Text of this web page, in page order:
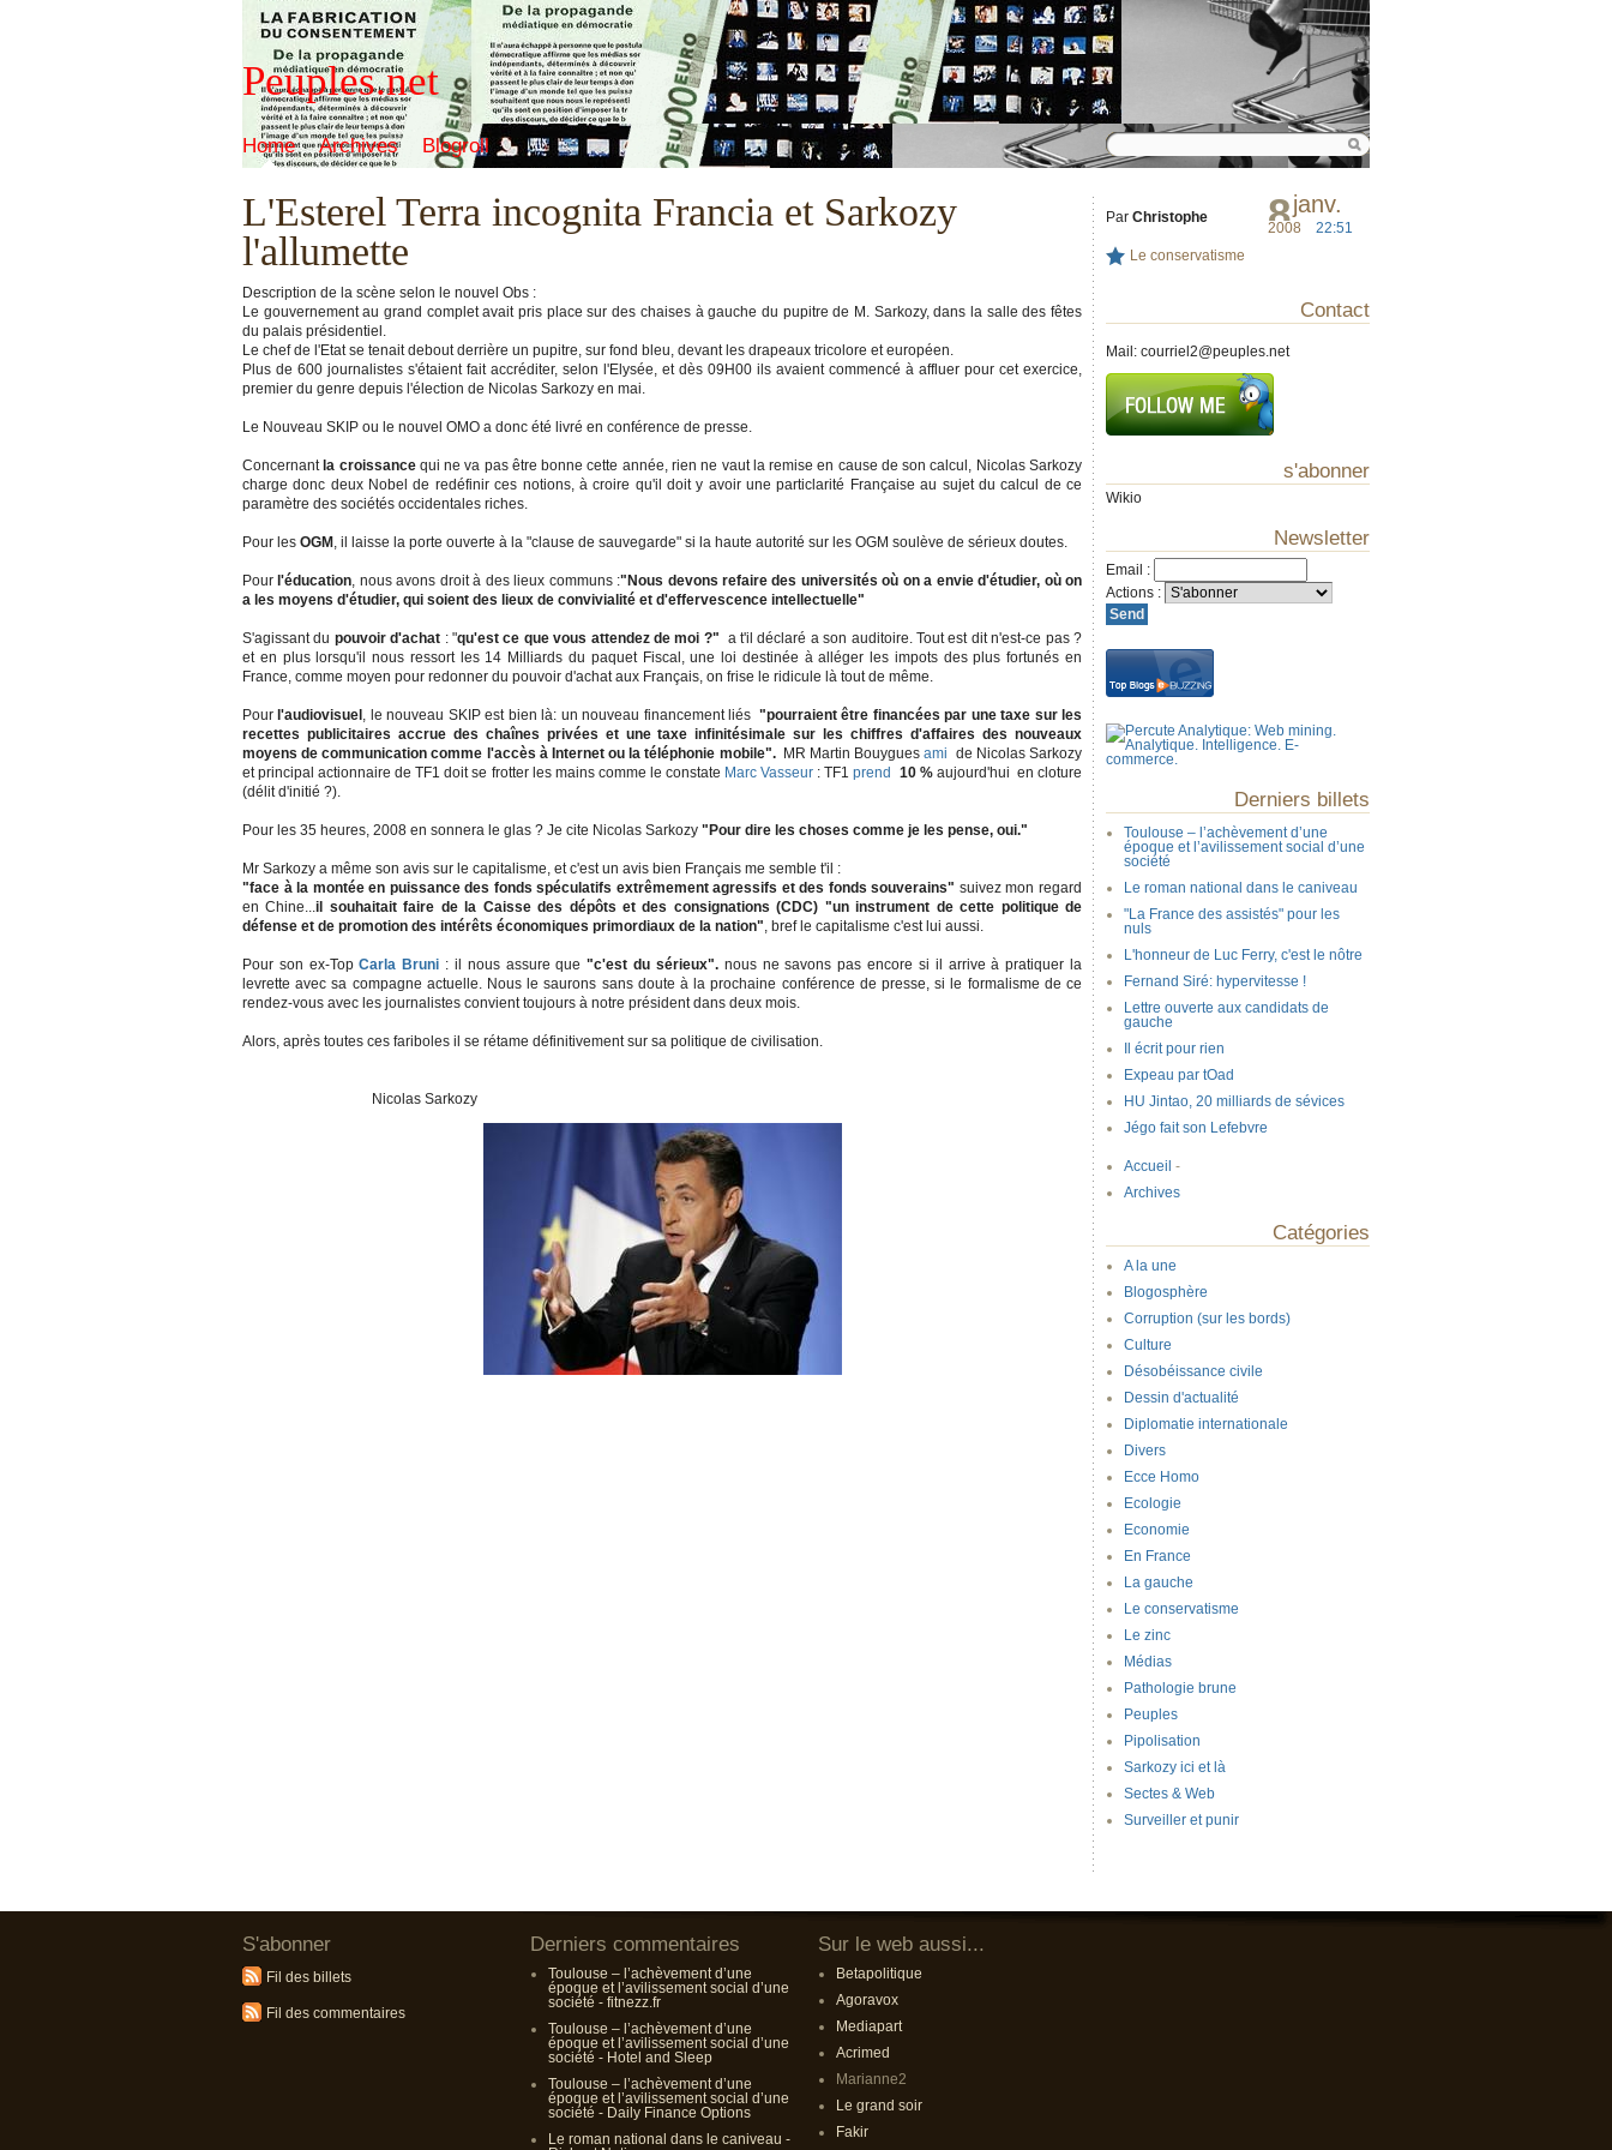
Peuples.net
Home Archives Blogroll
L'Esterel Terra incognita Francia et Sarkozy
l'allumette
8janv.
2008 22:51
Par Christophe
Le conservatisme
Description de la scène selon le nouvel Obs :
Le gouvernement au grand complet avait pris place sur des chaises à gauche du pupitre de M. Sarkozy, dans la salle des fêtes
du palais présidentiel.
Le chef de l'Etat se tenait debout derrière un pupitre, sur fond bleu, devant les drapeaux tricolore et européen.
Plus de 600 journalistes s'étaient fait accréditer, selon l'Elysée, et dès 09H00 ils avaient commencé à affluer pour cet exercice,
premier du genre depuis l'élection de Nicolas Sarkozy en mai.
Le Nouveau SKIP ou le nouvel OMO a donc été livré en conférence de presse.
Concernant la croissancequi ne va pas être bonne cette année, rien ne vaut la remise en cause de son calcul, Nicolas Sarkozy
charge donc deux Nobel de redéfinir ces notions, à croire qu'il doit y avoir une particlarité Française au sujet du calcul de ce
paramètre des sociétés occidentales riches.
Pour les OGM , il laisse la porte ouverte à la "clause de sauvegarde" si la haute autorité sur les OGM soulève de sérieux doutes.
Pour l'éducation, nous avons droit à des lieux communs :"Nous devons refaire des universités où on a envie d'étudier, où on
a les moyens d'étudier, qui soient des lieux de convivialité et d'effervescence intellectuelle"
S'agissant du pouvoir d'achat : "qu'est ce que vous attendez de moi ?" a t'il déclaré a son auditoire. Tout est dit n'est-ce pas ?
et en plus lorsqu'il nous ressort les 14 Milliards du paquet Fiscal, une loi destinée à alléger les impots des plus fortunés en
France, comme moyen pour redonner du pouvoir d'achat aux Français, on frise le ridicule là tout de même.
Pour l'audiovisuel , le nouveau SKIP est bien là: un nouveau financement liés "pourraient être financées par une taxe sur les
recettes publicitaires accrue des chaînes privées et une taxe infinitésimale sur les chiffres d'affaires des nouveaux
moyens de communication comme l'accès à Internet ou la téléphonie mobile". MR Martin Bouyguesami de Nicolas Sarkozy
et principal actionnaire de TF1 doit se frotter les mains comme le constate Marc Vasseur : TF1prend 10 %aujourd'hui en cloture
(délit d'initié ?).
Pour les 35 heures, 2008 en sonnera le glas ? Je cite Nicolas Sarkozy "Pour dire les choses comme je les pense, oui."
Mr Sarkozy a même son avis sur le capitalisme, et c'est un avis bien Français me semble t'il :
"face à la montée en puissance des fonds spéculatifs extrêmement agressifs et des fonds souverains" suivez mon regard
en Chine...il souhaitait faire de la Caisse des dépôts et des consignations (CDC) "un instrument de cette politique de
défense et de promotion des intérêts économiques primordiaux de la nation", bref le capitalisme c'est lui aussi.
Pour son ex-TopCarla Bruni : il nous assure que"c'est du sérieux".nous ne savons pas encore si il arrive à pratiquer la
levrette avec sa compagne actuelle. Nous le saurons sans doute à la prochaine conférence de presse, si le formalisme de ce
rendez-vous avec les journalistes convient toujours à notre président dans deux mois.
Alors, après toutes ces fariboles il se rétame définitivement sur sa politique de civilisation.
Nicolas Sarkozy
Contact
Mail: courriel2@peuples.net
s'abonner
Wikio
Newsletter
Email :
Actions :
Derniers billets
Toulouse – l’achèvement d’une
époque et l’avilissement social d’une
société
Le roman national dans le caniveau
"La France des assistés" pour les
nuls
L'honneur de Luc Ferry, c'est le nôtre
Fernand Siré: hypervitesse !
Lettre ouverte aux candidats de
gauche
Il écrit pour rien
Expeau par tOad
HU Jintao, 20 milliards de sévices
Jégo fait son Lefebvre
Accueil -
Archives
Catégories
A la une
Blogosphère
Corruption (sur les bords)
Culture
Désobéissance civile
Dessin d'actualité
Diplomatie internationale
Divers
Ecce Homo
Ecologie
Economie
En France
La gauche
Le conservatisme
Le zinc
Médias
Pathologie brune
Peuples
Pipolisation
Sarkozy ici et là
Sectes & Web
Surveiller et punir
S'abonner
Fil des billets
Fil des commentaires
Derniers commentaires
Toulouse – l’achèvement d’une
époque et l’avilissement social d’une
société - fitnezz.fr
Toulouse – l’achèvement d’une
époque et l’avilissement social d’une
société - Hotel and Sleep
Toulouse – l’achèvement d’une
époque et l’avilissement social d’une
société - Daily Finance Options
Le roman national dans le caniveau -
Sur le web aussi...
Betapolitique
Agoravox
Mediapart
Acrimed
Marianne2
Le grand soir
Fakir